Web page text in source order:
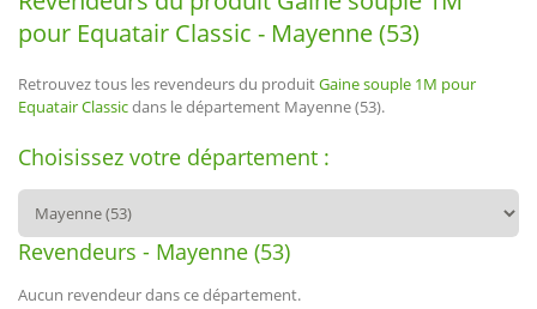
pour Equatair Classic - Mayenne (53)
Retrouvez tous les revendeurs du produitGaine souple 1M pour
Equatair Classicdans le département Mayenne (53).
Choisissez votre département :
Revendeurs - Mayenne (53)
Aucun revendeur dans ce département.